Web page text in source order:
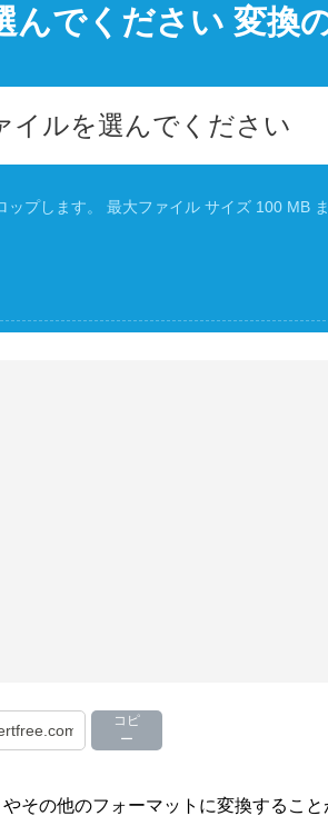
んでください 変換
イルを選んでください
ップします。 最大ファイル サイズ 100 MB
コピ
ー
その他のフォーマットに変換すること